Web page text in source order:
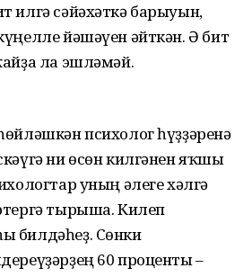
илгә сәйәхәткә барыуын,
йәшәүен әйткән. Ә бит
ла эшләмәй.
психолог һүҙҙәренә
ни өсөн килгәнен яҡшы
уның әлеге хәлгә
тырыша. Килеп
билдәһеҙ. Сөнки
60 проценты –